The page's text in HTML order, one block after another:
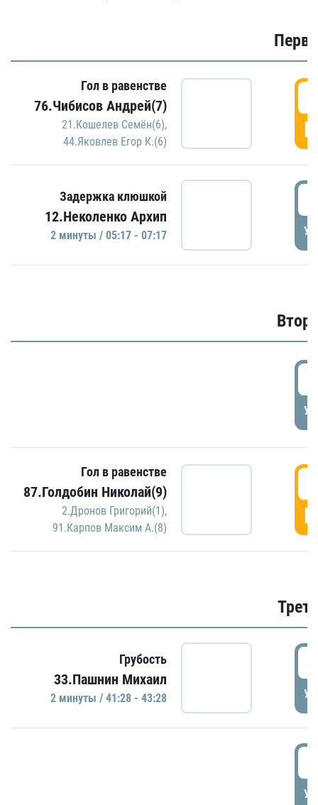
Гол в равенстве
76.Чибисов Андрей(7)
21.Кошелев Семён(6),
44.Яковлев Егор К.(6)
Задержка клюшкой
12.Неколенко Архип
2 минуты / 05:17 - 07:17
Гол в равенстве
87.Голдобин Николай(9)
2.Дронов Григорий(1),
91.Карпов Максим А.(8)
Грубость
33.Пашнин Михаил
2 минуты / 41:28 - 43:28